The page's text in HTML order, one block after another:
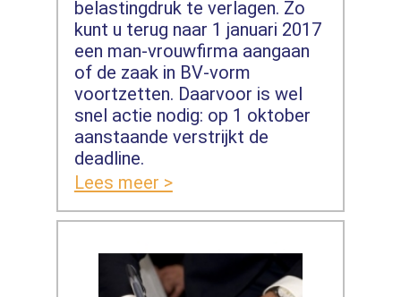
belastingdruk te verlagen. Zo
kunt u terug naar 1 januari 2017
een man-vrouwfirma aangaan
of de zaak in BV-vorm
voortzetten. Daarvoor is wel
snel actie nodig: op 1 oktober
aanstaande verstrijkt de
deadline.
Lees meer >